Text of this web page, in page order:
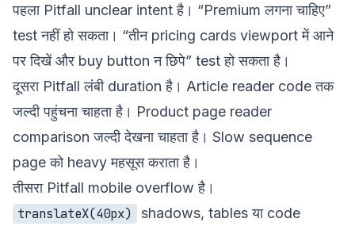
पहला Pitfall unclear intent है। “Premium लगना चाहिए”
test नहीं हो सकता। “तीन pricing cards viewport में आने
पर दिखें और buy button न छिपे” test हो सकता है।
दूसरा Pitfall लंबी duration है। Article reader code तक
जल्दी पहुंचना चाहता है। Product page reader
comparison जल्दी देखना चाहता है। Slow sequence
page को heavy महसूस कराता है।
तीसरा Pitfall mobile overflow है।
translateX(40px)
shadows, tables या code